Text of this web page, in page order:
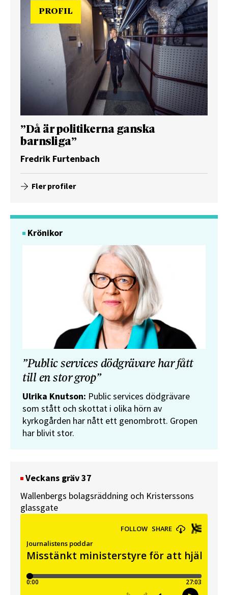
PROFIL
”Då är politikerna ganska
barnsliga”
Fredrik Furtenbach
Fler profiler
Krönikor
”Public services dödgrävare har fått
till en stor grop”
Ulrika Knutson: Public services dödgrävare
som stått och skottat i olika hörn av
kyrkogården har nått ett genombrott. Gropen
har blivit stor.
Veckans gräv 37
Wallenbergs bolagsräddning och Kristerssons
glassgate